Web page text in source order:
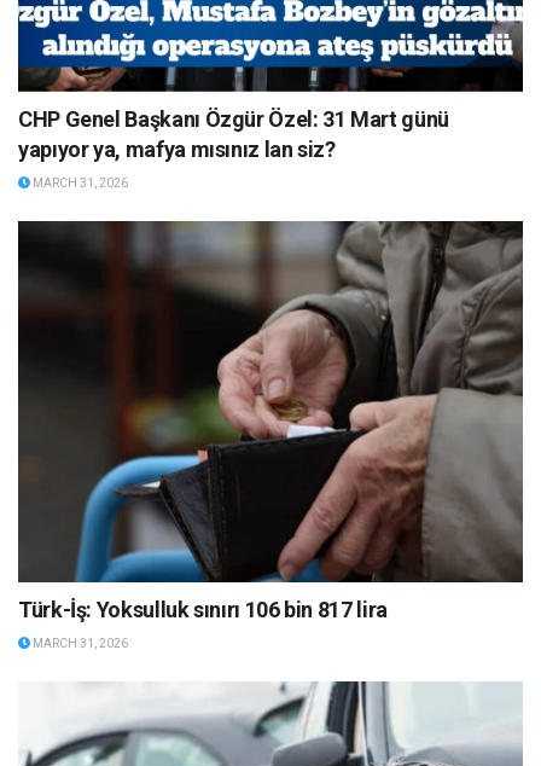
CHP Genel Başkanı Özgür Özel: 31 Mart günü
yapıyor ya, mafya mısınız lan siz?
MARCH 31, 2026
Türk-İş: Yoksulluk sınırı 106 bin 817 lira
MARCH 31, 2026